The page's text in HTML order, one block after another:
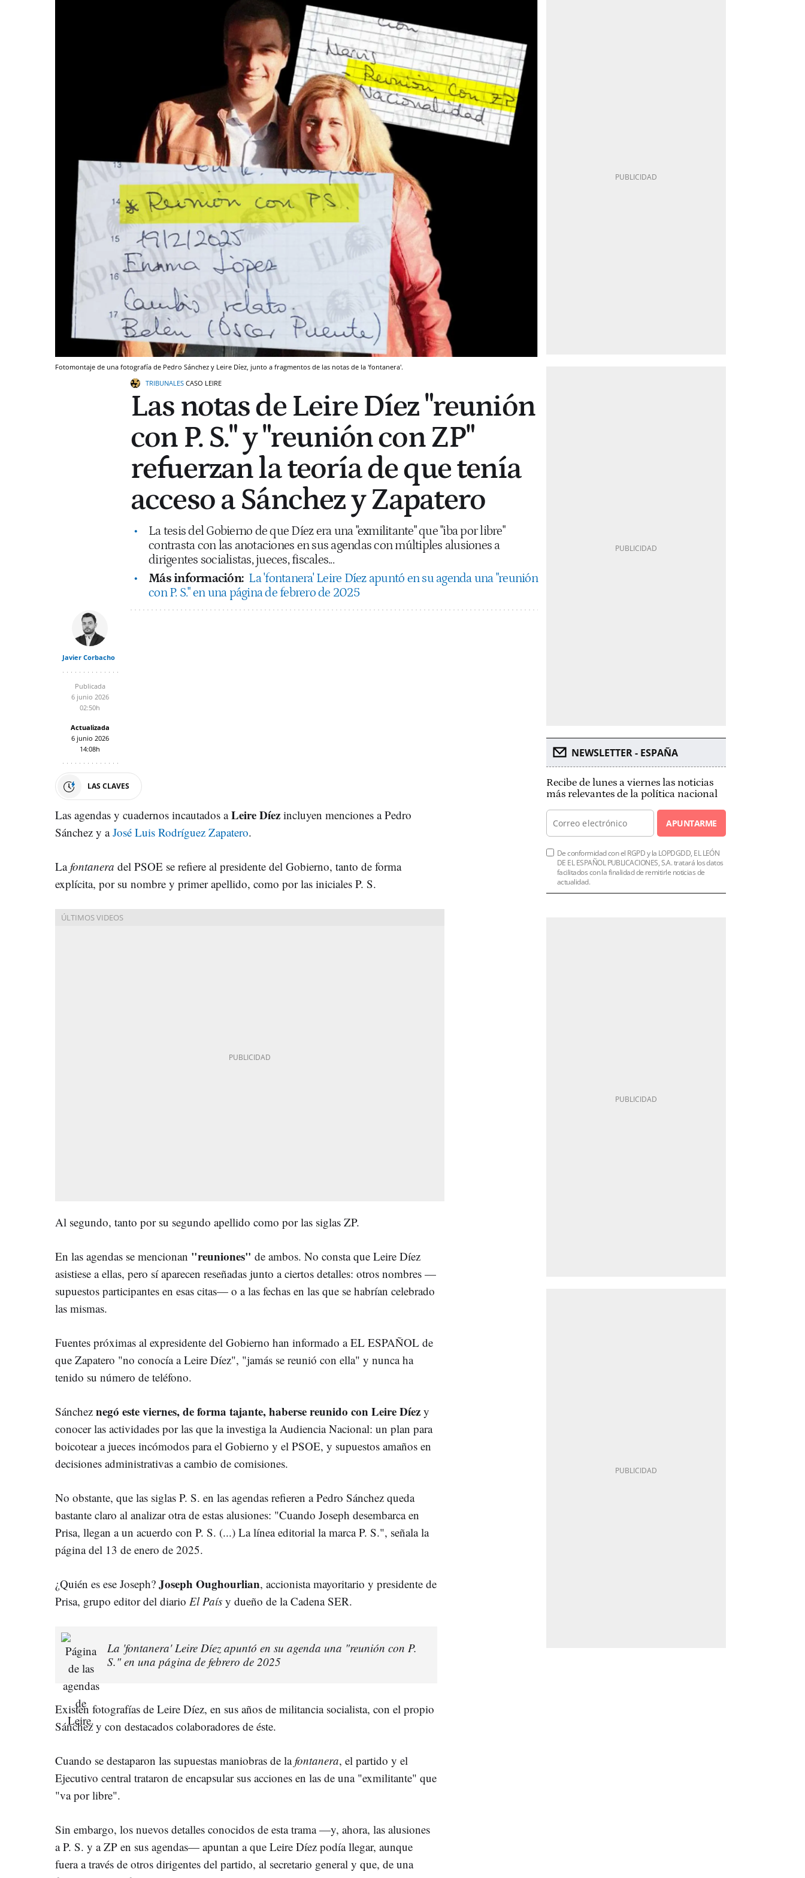
Fotomontaje de una fotografía de Pedro Sánchez y Leire Díez, junto a fragmentos de las notas de la 'fontanera'.
TRIBUNALES CASO LEIRE
Las notas de Leire Díez "reunión
con P. S." y "reunión con ZP"
refuerzan la teoría de que tenía
acceso a Sánchez y Zapatero
La tesis del Gobierno de que Díez era una "exmilitante" que "iba por libre"
contrasta con las anotaciones en sus agendas con múltiples alusiones a
dirigentes socialistas, jueces, fiscales...
Más información: La 'fontanera' Leire Díez apuntó en su agenda una "reunión
con P. S." en una página de febrero de 2025
Javier Corbacho
Publicada
6 junio 2026
02:50h
Actualizada
6 junio 2026
14:08h
LAS CLAVES
Las agendas y cuadernos incautados aLeire Díez incluyen menciones a Pedro
Sánchez y aJosé Luis Rodríguez Zapatero.
Lafontanera del PSOE se refiere al presidente del Gobierno, tanto de forma
explícita, por su nombre y primer apellido, como por las iniciales P. S.
Al segundo, tanto por su segundo apellido como por las siglas ZP.
En las agendas se mencionan "reuniones" de ambos. No consta que Leire Díez
asistiese a ellas, pero sí aparecen reseñadas junto a ciertos detalles: otros nombres —
supuestos participantes en esas citas— o a las fechas en las que se habrían celebrado
las mismas.
Fuentes próximas al expresidente del Gobierno han informado a EL ESPAÑOL de
que Zapatero "no conocía a Leire Díez", "jamás se reunió con ella" y nunca ha
tenido su número de teléfono.
Sánchez negó este viernes, de forma tajante, haberse reunido con Leire Díez y
conocer las actividades por las que la investiga la Audiencia Nacional: un plan para
boicotear a jueces incómodos para el Gobierno y el PSOE, y supuestos amaños en
decisiones administrativas a cambio de comisiones.
No obstante, que las siglas P. S. en las agendas refieren a Pedro Sánchez queda
bastante claro al analizar otra de estas alusiones: "Cuando Joseph desembarca en
Prisa, llegan a un acuerdo con P. S. (...) La línea editorial la marca P. S.", señala la
página del 13 de enero de 2025.
¿Quién es ese Joseph? Joseph Oughourlian, accionista mayoritario y presidente de
Prisa, grupo editor del diario El País y dueño de la Cadena SER.
La 'fontanera' Leire Díez apuntó en su agenda una "reunión con P.
S." en una página de febrero de 2025
Existen fotografías de Leire Díez, en sus años de militancia socialista, con el propio
Sánchez y con destacados colaboradores de éste.
Cuando se destaparon las supuestas maniobras de lafontanera, el partido y el
Ejecutivo central trataron de encapsular sus acciones en las de una "exmilitante" que
"va por libre".
Sin embargo, los nuevos detalles conocidos de esta trama —y, ahora, las alusiones
a P. S. y a ZP en sus agendas— apuntan a que Leire Díez podía llegar, aunque
fuera a través de otros dirigentes del partido, al secretario general y que, de una
NEWSLETTER - ESPAÑA
Recibe de lunes a viernes las noticias
más relevantes de la política nacional
APUNTARME
De conformidad con el RGPD y la LOPDGDD, EL LEÓN
DE EL ESPAÑOL PUBLICACIONES, S.A. tratará los datos
facilitados con la finalidad de remitirle noticias de
actualidad.